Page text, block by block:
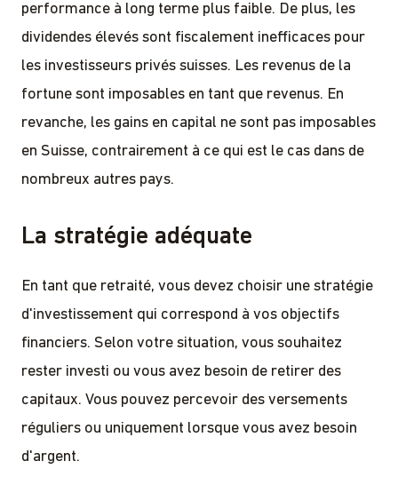
performance à long terme plus faible. De plus, les
dividendes élevés sont fiscalement inefficaces pour
les investisseurs privés suisses. Les revenus de la
fortune sont imposables en tant que revenus. En
revanche, les gains en capital ne sont pas imposables
en Suisse, contrairement à ce qui est le cas dans de
nombreux autres pays.
La stratégie adéquate
En tant que retraité, vous devez choisir une stratégie
d'investissement qui correspond à vos objectifs
financiers. Selon votre situation, vous souhaitez
rester investi ou vous avez besoin de retirer des
capitaux. Vous pouvez percevoir des versements
réguliers ou uniquement lorsque vous avez besoin
d'argent.